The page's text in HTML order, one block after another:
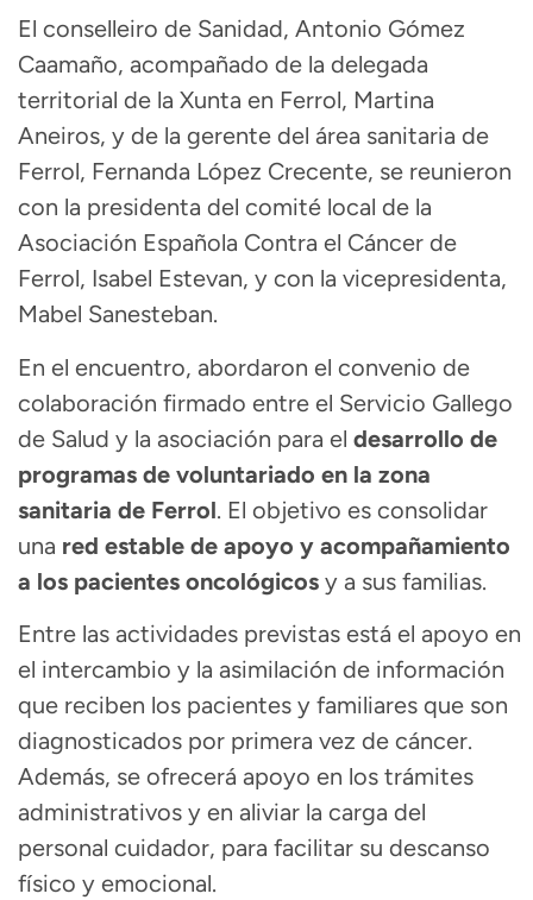
El conselleiro de Sanidad, Antonio Gómez
Caamaño, acompañado de la delegada
territorial de la Xunta en Ferrol, Martina
Aneiros, y de la gerente del área sanitaria de
Ferrol, Fernanda López Crecente, se reunieron
con la presidenta del comité local de la
Asociación Española Contra el Cáncer de
Ferrol, Isabel Estevan, y con la vicepresidenta,
Mabel Sanesteban.
En el encuentro, abordaron el convenio de
colaboración firmado entre el Servicio Gallego
de Salud y la asociación para el desarrollo de
programas de voluntariado en la zona
sanitaria de Ferrol. El objetivo es consolidar
una red estable de apoyo y acompañamiento
a los pacientes oncológicos y a sus familias.
Entre las actividades previstas está el apoyo en
el intercambio y la asimilación de información
que reciben los pacientes y familiares que son
diagnosticados por primera vez de cáncer.
Además, se ofrecerá apoyo en los trámites
administrativos y en aliviar la carga del
personal cuidador, para facilitar su descanso
físico y emocional.